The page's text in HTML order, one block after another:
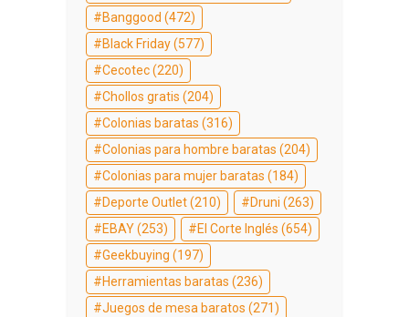
Banggood (472)
Black Friday(577)
Cecotec(220)
Chollos gratis (204)
Colonias baratas (316)
Colonias para hombre baratas (204)
Colonias para mujer baratas (184)
Deporte Outlet(210) Druni (263)
EBAY(253) El Corte Inglés (654)
Geekbuying (197)
Herramientas baratas (236)
Juegos de mesa baratos (271)